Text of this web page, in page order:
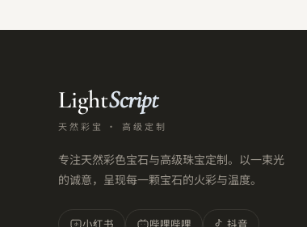
LightScript
天然彩宝 · 高级定制
专注天然彩色宝石与高级珠宝定制。以一束光
的诚意，呈现每一颗宝石的火彩与温度。
小 小红书 哔哩哔哩 抖音